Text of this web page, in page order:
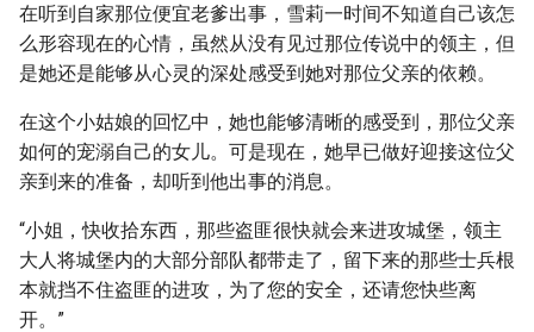
在听到自家那位便宜老爹出事，雪莉一时间不知道自己该怎
么形容现在的心情，虽然从没有见过那位传说中的领主，但
是她还是能够从心灵的深处感受到她对那位父亲的依赖。
在这个小姑娘的回忆中，她也能够清晰的感受到，那位父亲
如何的宠溺自己的女儿。可是现在，她早已做好迎接这位父
亲到来的准备，却听到他出事的消息。
“小姐，快收拾东西，那些盗匪很快就会来进攻城堡，领主
大人将城堡内的大部分部队都带走了，留下来的那些士兵根
本就挡不住盗匪的进攻，为了您的安全，还请您快些离
开。”